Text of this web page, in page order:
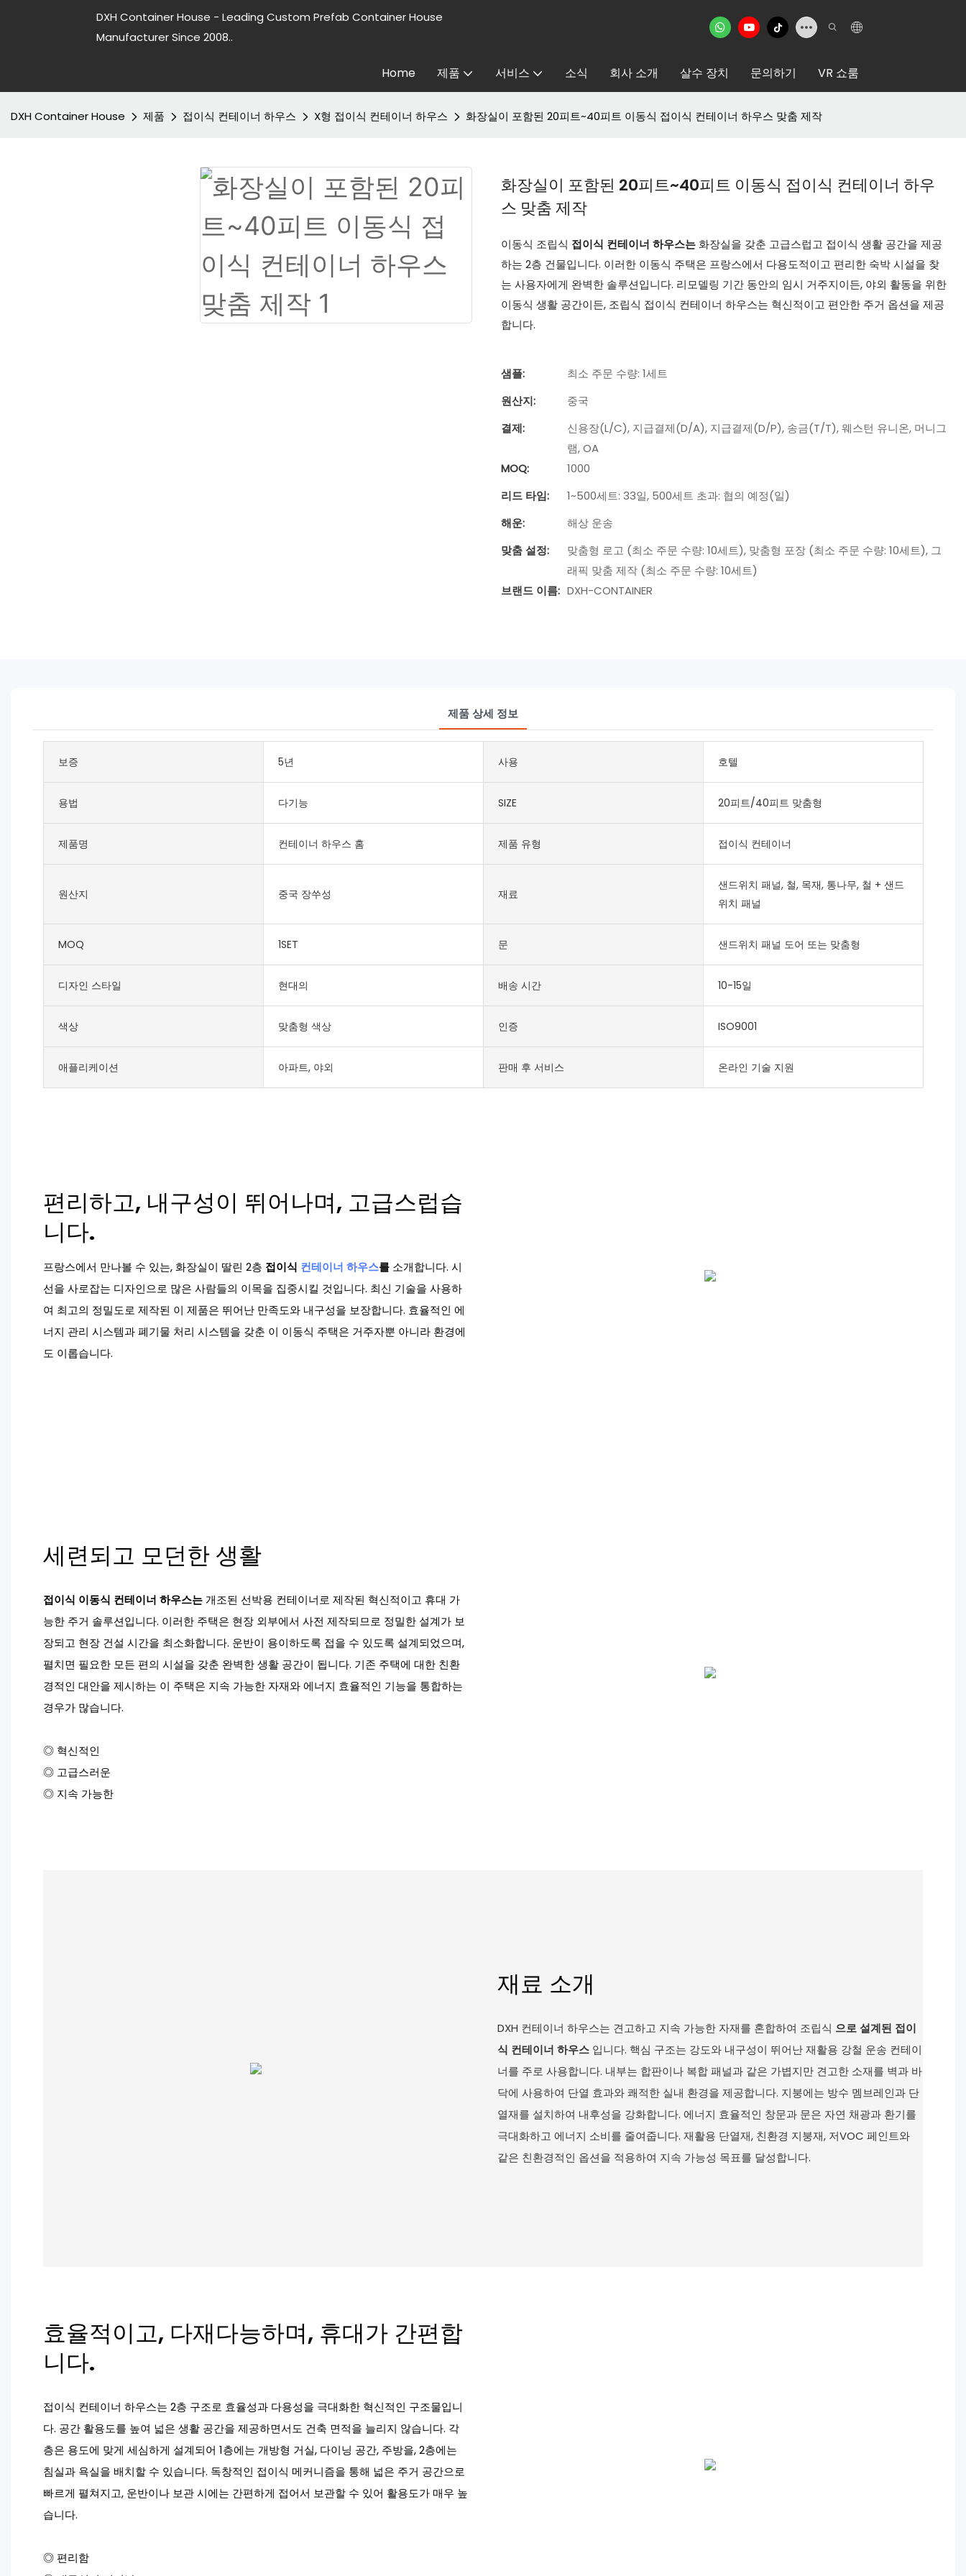
DXH Container House - Leading Custom Prefab Container House
Manufacturer Since 2008..
Home 제품 서비스 소식 회사 소개 살수 장치 문의하기 VR 쇼룸
DXH Container House 제품 접이식 컨테이너 하우스 X형 접이식 컨테이너 하우스 화장실이 포함된 20피트~40피트 이동식 접이식 컨테이너 하우스 맞춤 제작
화장실이 포함된 20피트~40피트 이동식 접이식 컨테이너 하우
스 맞춤 제작
이동식 조립식 접이식 컨테이너 하우스는화장실을 갖춘 고급스럽고 접이식 생활 공간을 제공
하는 2층 건물입니다. 이러한 이동식 주택은 프랑스에서 다용도적이고 편리한 숙박 시설을 찾
는 사용자에게 완벽한 솔루션입니다. 리모델링 기간 동안의 임시 거주지이든, 야외 활동을 위한
이동식 생활 공간이든, 조립식 접이식 컨테이너 하우스는 혁신적이고 편안한 주거 옵션을 제공
합니다.
샘플:
최소 주문 수량: 1세트
원산지:
중국
결제:
신용장(L/C), 지급결제(D/A), 지급결제(D/P), 송금(T/T), 웨스턴 유니온, 머니그
램, OA
MOQ:
1000
리드 타임:
1~500세트: 33일, 500세트 초과: 협의 예정(일)
해운:
해상 운송
맞춤 설정:
맞춤형 로고 (최소 주문 수량: 10세트), 맞춤형 포장 (최소 주문 수량: 10세트), 그
래픽 맞춤 제작 (최소 주문 수량: 10세트)
브랜드 이름: DXH-CONTAINER
제품 상세 정보
보증 5년 사용 호텔
용법 다기능 SIZE 20피트/40피트 맞춤형
제품명 컨테이너 하우스 홈 제품 유형 접이식 컨테이너
원산지 중국 장쑤성 재료
샌드위치 패널, 철, 목재, 통나무, 철 + 샌드
위치 패널
MOQ 1SET 문 샌드위치 패널 도어 또는 맞춤형
디자인 스타일 현대의 배송 시간 10-15일
색상 맞춤형 색상 인증 ISO9001
애플리케이션 아파트, 야외 판매 후 서비스 온라인 기술 지원
편리하고, 내구성이 뛰어나며, 고급스럽습
니다.
프랑스에서 만나볼 수 있는, 화장실이 딸린 2층 접이식 컨테이너 하우스를 소개합니다. 시
선을 사로잡는 디자인으로 많은 사람들의 이목을 집중시킬 것입니다. 최신 기술을 사용하
여 최고의 정밀도로 제작된 이 제품은 뛰어난 만족도와 내구성을 보장합니다. 효율적인 에
너지 관리 시스템과 폐기물 처리 시스템을 갖춘 이 이동식 주택은 거주자뿐 아니라 환경에
도 이롭습니다.
세련되고 모던한 생활
접이식 이동식 컨테이너 하우스는 개조된 선박용 컨테이너로 제작된 혁신적이고 휴대 가
능한 주거 솔루션입니다. 이러한 주택은 현장 외부에서 사전 제작되므로 정밀한 설계가 보
장되고 현장 건설 시간을 최소화합니다. 운반이 용이하도록 접을 수 있도록 설계되었으며,
펼치면 필요한 모든 편의 시설을 갖춘 완벽한 생활 공간이 됩니다. 기존 주택에 대한 친환
경적인 대안을 제시하는 이 주택은 지속 가능한 자재와 에너지 효율적인 기능을 통합하는
경우가 많습니다.
◎ 혁신적인
◎ 고급스러운
◎ 지속 가능한
재료 소개
DXH 컨테이너 하우스는 견고하고 지속 가능한 자재를 혼합하여 조립식 으로 설계된 접이
식 컨테이너 하우스 입니다. 핵심 구조는 강도와 내구성이 뛰어난 재활용 강철 운송 컨테이
너를 주로 사용합니다. 내부는 합판이나 복합 패널과 같은 가볍지만 견고한 소재를 벽과 바
닥에 사용하여 단열 효과와 쾌적한 실내 환경을 제공합니다. 지붕에는 방수 멤브레인과 단
열재를 설치하여 내후성을 강화합니다. 에너지 효율적인 창문과 문은 자연 채광과 환기를
극대화하고 에너지 소비를 줄여줍니다. 재활용 단열재, 친환경 지붕재, 저VOC 페인트와
같은 친환경적인 옵션을 적용하여 지속 가능성 목표를 달성합니다.
효율적이고, 다재다능하며, 휴대가 간편합
니다.
접이식 컨테이너 하우스는 2층 구조로 효율성과 다용성을 극대화한 혁신적인 구조물입니
다. 공간 활용도를 높여 넓은 생활 공간을 제공하면서도 건축 면적을 늘리지 않습니다. 각
층은 용도에 맞게 세심하게 설계되어 1층에는 개방형 거실, 다이닝 공간, 주방을, 2층에는
침실과 욕실을 배치할 수 있습니다. 독창적인 접이식 메커니즘을 통해 넓은 주거 공간으로
빠르게 펼쳐지고, 운반이나 보관 시에는 간편하게 접어서 보관할 수 있어 활용도가 매우 높
습니다.
◎ 편리함